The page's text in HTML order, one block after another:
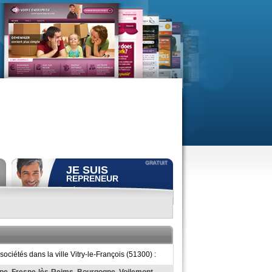
JE SUIS
REPRENEUR
Déposer gratuitementune
ACCÈS REPRENEUR
dans la ville Vitry-le-François (51300) :